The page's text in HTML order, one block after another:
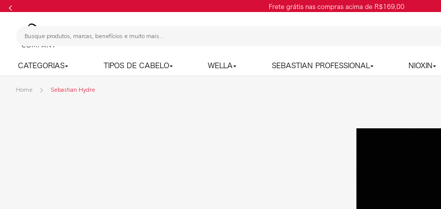
Frete grátis nas compras acima de R$169,00
CATEGORIAS TIPOS DE CABELO WELLA SEBASTIAN PROFESSIONAL NIOXIN
Sebastian Hydre